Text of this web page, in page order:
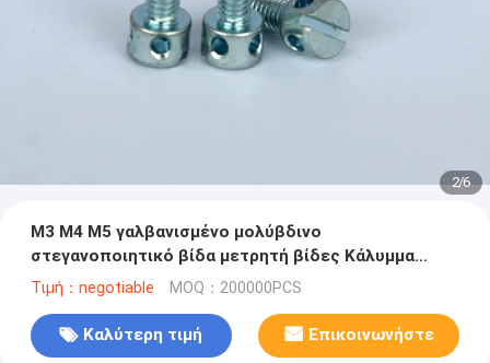
2/6
M3 M4 M5 γαλβανισμένο μολύβδινο
στεγανοποιητικό βίδα μετρητή βίδες Κάλυμμα
μπουλόνι διάτρητο μπουλόνι μήκους 10mm-40mm
Τιμή：negotiable MOQ：200000PCS
Καλύτερη τιμή Επικοινωνήστε